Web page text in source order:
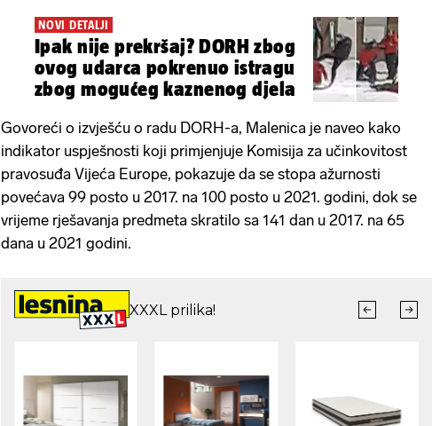
NOVI DETALJI
Ipak nije prekršaj? DORH zbog
ovog udarca pokrenuo istragu
zbog mogućeg kaznenog djela
Govoreći o izvješću o radu DORH-a, Malenica je naveo kako
indikator uspješnosti koji primjenjuje Komisija za učinkovitost
pravosuđa Vijeća Europe, pokazuje da se stopa ažurnosti
povećava 99 posto u 2017. na 100 posto u 2021. godini, dok se
vrijeme rješavanja predmeta skratilo sa 141 dan u 2017. na 65
dana u 2021 godini.